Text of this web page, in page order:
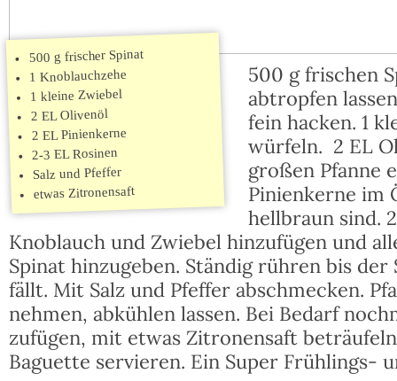
500 g frischer Spinat
1 Knoblauchzehe
1 kleine Zwiebel
2 EL Olivenöl
2 EL Pinienkerne
2-3 EL Rosinen
Salz und Pfeffer
etwas Zitronensaft
500 g frischen
abtropfen
fein hacken. 1
würfeln. 2 EL
großen Pfanne
Pinienkerne im
hellbraun sind.
Knoblauch und Zwiebel hinzufügen und
Spinat hinzugeben. Ständig rühren bis der
fällt. Mit Salz und Pfeffer abschmecken.
nehmen, abkühlen lassen. Bei Bedarf
zufügen, mit etwas Zitronensaft
Baguette servieren. Ein Super Frühlings-